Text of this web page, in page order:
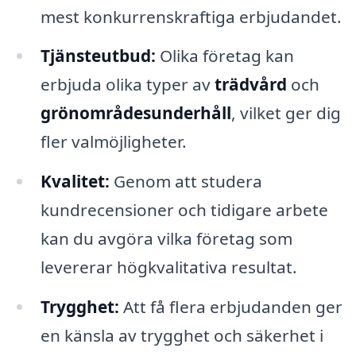
mest konkurrenskraftiga erbjudandet.
Tjänsteutbud: Olika företag kan
erbjuda olika typer avträdvård och
grönområdesunderhåll, vilket ger dig
fler valmöjligheter.
Kvalitet: Genom att studera
kundrecensioner och tidigare arbete
kan du avgöra vilka företag som
levererar högkvalitativa resultat.
Trygghet: Att få flera erbjudanden ger
en känsla av trygghet och säkerhet i